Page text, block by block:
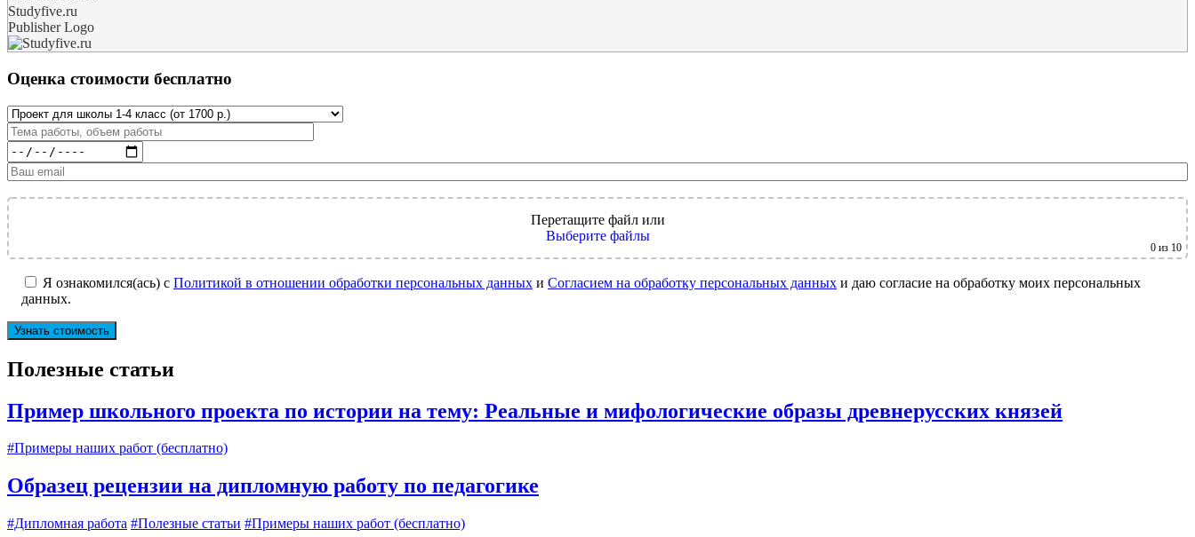
Studyfive.ru
Publisher Logo
Оценка стоимости бесплатно
Перетащите файл или
Выберите файлы
0 из 10
Я ознакомился(ась) с Политикой в отношении обработки персональных данных и Согласием на обработку персональных данных и даю согласие на обработку моих персональных
данных.
Полезные статьи
Пример школьного проекта по истории на тему: Реальные и мифологические образы древнерусских князей
#Примеры наших работ (бесплатно)
Образец рецензии на дипломную работу по педагогике
#Дипломная работа #Полезные статьи #Примеры наших работ (бесплатно)